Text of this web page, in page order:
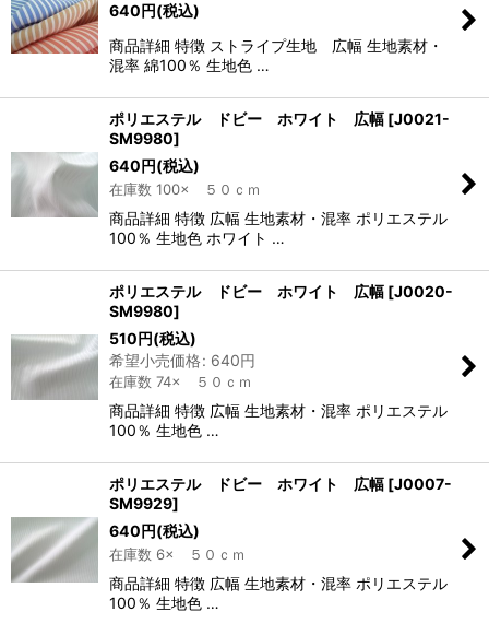
640円(税込)
商品詳細 特徴 ストライプ生地 広幅 生地素材・
混率 綿100％ 生地色 …
ポリエステル ドビー ホワイト 広幅 [J0021-
SM9980]
640円(税込)
在庫数 100× ５０ｃｍ
商品詳細 特徴 広幅 生地素材・混率 ポリエステル
100％ 生地色 ホワイト …
ポリエステル ドビー ホワイト 広幅 [J0020-
SM9980]
510円(税込)
希望小売価格: 640円
在庫数 74× ５０ｃｍ
商品詳細 特徴 広幅 生地素材・混率 ポリエステル
100％ 生地色 …
ポリエステル ドビー ホワイト 広幅 [J0007-
SM9929]
640円(税込)
在庫数 6× ５０ｃｍ
商品詳細 特徴 広幅 生地素材・混率 ポリエステル
100％ 生地色 …